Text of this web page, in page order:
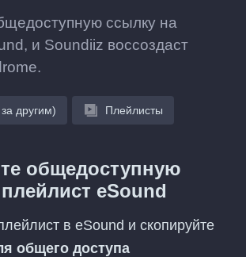
ссылку на
и Soundiiz воссоздаст
другим) Плейлисты
общедоступную
eSound
в eSound и скопируйте
общего доступа